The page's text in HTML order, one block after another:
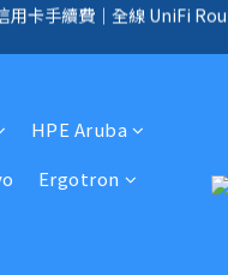
手續費、購物滿 HK$1000
供客製化中、小、大型企
HPE Aruba
Ergotron